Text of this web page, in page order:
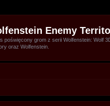
Enemy
poświęcony grom z serii Wolfenstein: Wolf
oraz Wolfenstein.